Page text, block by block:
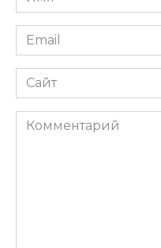
*
Email
*
Сайт
Комментарий